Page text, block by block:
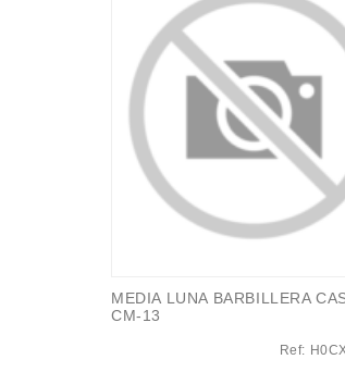
MEDIA LUNA BARBILLERA
CM-13
Ref: